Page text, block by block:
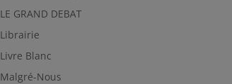
LE GRAND DEBAT
Librairie
Livre Blanc
Malgré-Nous